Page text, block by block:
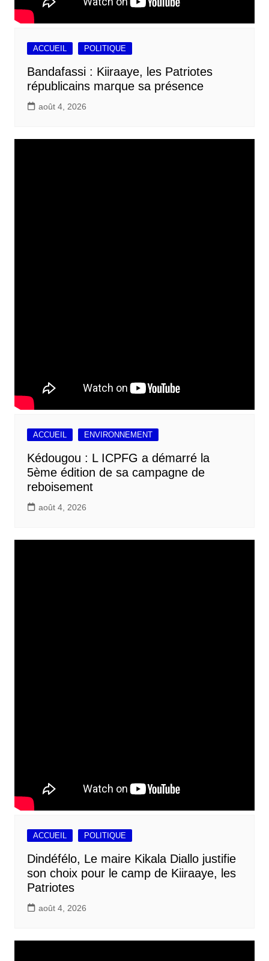
ACCUEIL POLITIQUE
Bandafassi : Kiiraaye, les Patriotes
républicains marque sa présence
août 4, 2026
ACCUEIL ENVIRONNEMENT
Kédougou : L ICPFG a démarré la
5ème édition de sa campagne de
reboisement
août 4, 2026
ACCUEIL POLITIQUE
Dindéfélo, Le maire Kikala Diallo justifie
son choix pour le camp de Kiiraaye, les
Patriotes
août 4, 2026